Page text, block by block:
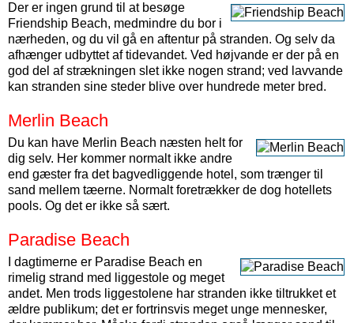
Der er ingen grund til at besøge
Friendship Beach, medmindre du bor i
nærheden, og du vil gå en aftentur på stranden. Og selv da
afhænger udbyttet af tidevandet. Ved højvande er der på en
god del af strækningen slet ikke nogen strand; ved lavvande
kan stranden sine steder blive over hundrede meter bred.
Merlin Beach
Du kan have Merlin Beach næsten helt for
dig selv. Her kommer normalt ikke andre
end gæster fra det bagvedliggende hotel, som trænger til
sand mellem tæerne. Normalt foretrækker de dog hotellets
pools. Og det er ikke så sært.
Paradise Beach
I dagtimerne er Paradise Beach en
rimelig strand med liggestole og meget
andet. Men trods liggestolene har stranden ikke tiltrukket et
ældre publikum; det er fortrinsvis meget unge mennesker,